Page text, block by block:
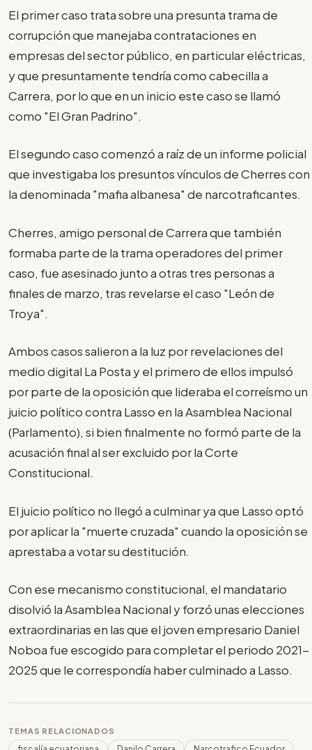
El primer caso trata sobre una presunta trama de
corrupción que manejaba contrataciones en
empresas del sector público, en particular eléctricas,
y que presuntamente tendría como cabecilla a
Carrera, por lo que en un inicio este caso se llamó
como "El Gran Padrino".
El segundo caso comenzó a raíz de un informe policial
que investigaba los presuntos vínculos de Cherres con
la denominada "mafia albanesa" de narcotraficantes.
Cherres, amigo personal de Carrera que también
formaba parte de la trama operadores del primer
caso, fue asesinado junto a otras tres personas a
finales de marzo, tras revelarse el caso "León de
Troya".
Ambos casos salieron a la luz por revelaciones del
medio digital La Posta y el primero de ellos impulsó
por parte de la oposición que lideraba el correísmo un
juicio político contra Lasso en la Asamblea Nacional
(Parlamento), si bien finalmente no formó parte de la
acusación final al ser excluido por la Corte
Constitucional.
El juicio político no llegó a culminar ya que Lasso optó
por aplicar la "muerte cruzada" cuando la oposición se
aprestaba a votar su destitución.
Con ese mecanismo constitucional, el mandatario
disolvió la Asamblea Nacional y forzó unas elecciones
extraordinarias en las que el joven empresario Daniel
Noboa fue escogido para completar el periodo 2021-
2025 que le correspondía haber culminado a Lasso.
TEMAS RELACIONADOS